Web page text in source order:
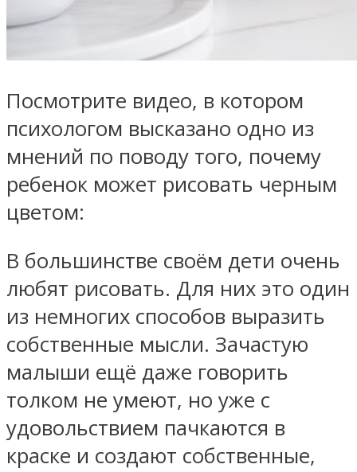
Посмотрите видео, в котором
психологом высказано одно из
мнений по поводу того, почему
ребенок может рисовать черным
цветом:
В большинстве своём дети очень
любят рисовать. Для них это один
из немногих способов выразить
собственные мысли. Зачастую
малыши ещё даже говорить
толком не умеют, но уже с
удовольствием пачкаются в
краске и создают собственные,